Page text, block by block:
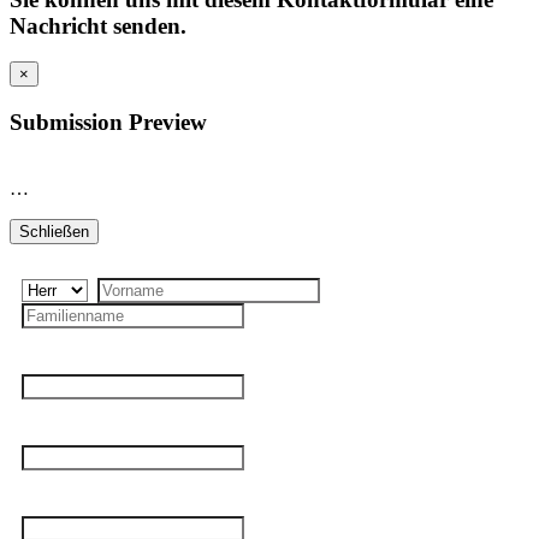
Nachricht senden.
×
Submission Preview
…
Schließen